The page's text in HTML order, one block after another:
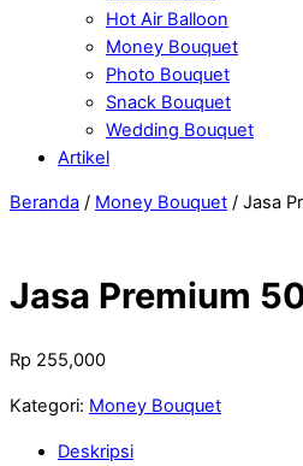
Hot Air Balloon
Money Bouquet
Photo Bouquet
Snack Bouquet
Wedding Bouquet
Artikel
Close
Close
Beranda / Money Bouquet / Jasa
Jasa Premium
Rp 255,000
Kategori: Money Bouquet
Deskripsi